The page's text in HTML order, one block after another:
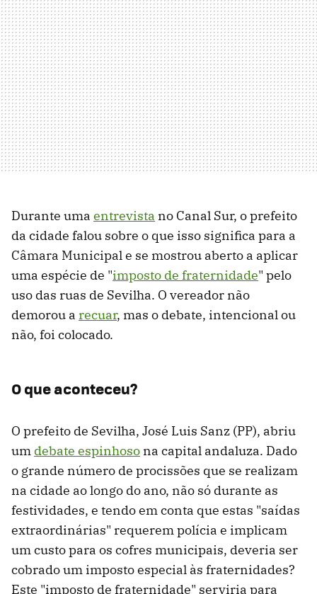
Durante uma entrevista no Canal Sur, o prefeito
da cidade falou sobre o que isso significa para a
Câmara Municipal e se mostrou aberto a aplicar
uma espécie de "imposto de fraternidade" pelo
uso das ruas de Sevilha. O vereador não
demorou a recuar, mas o debate, intencional ou
não, foi colocado.
O que aconteceu?
O prefeito de Sevilha, José Luis Sanz (PP), abriu
um debate espinhoso na capital andaluza. Dado
o grande número de procissões que se realizam
na cidade ao longo do ano, não só durante as
festividades, e tendo em conta que estas "saídas
extraordinárias" requerem polícia e implicam
um custo para os cofres municipais, deveria ser
cobrado um imposto especial às fraternidades?
Este "imposto de fraternidade" serviria para